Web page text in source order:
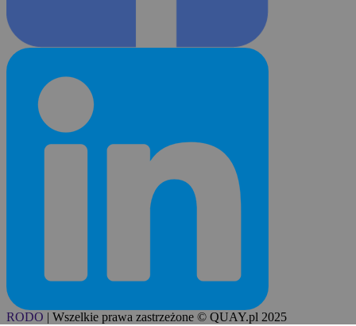
RODO | Wszelkie prawa zastrzeżone © QUAY.pl 2025